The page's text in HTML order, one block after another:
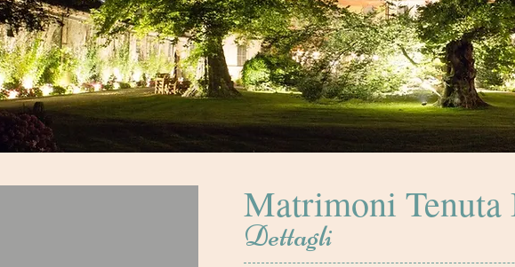
Matrimoni Tenuta
Dettagli